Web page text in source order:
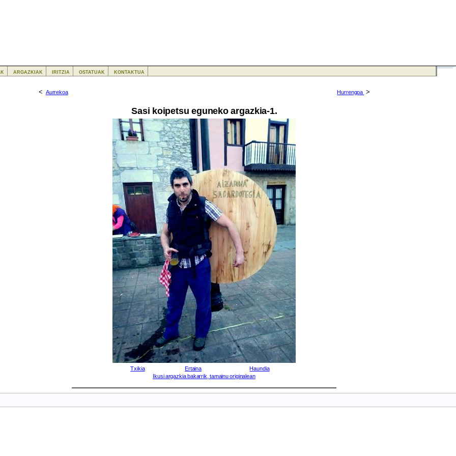
< Aurrekoa
Sasi koipetsu eguneko argazkia-1.
Hurrengoa >
Txikia Ertaina
Haundia
Ikusi argazkia bakarrik, tamainu originalean
argazkiak iritzia ostatuak kontaktua